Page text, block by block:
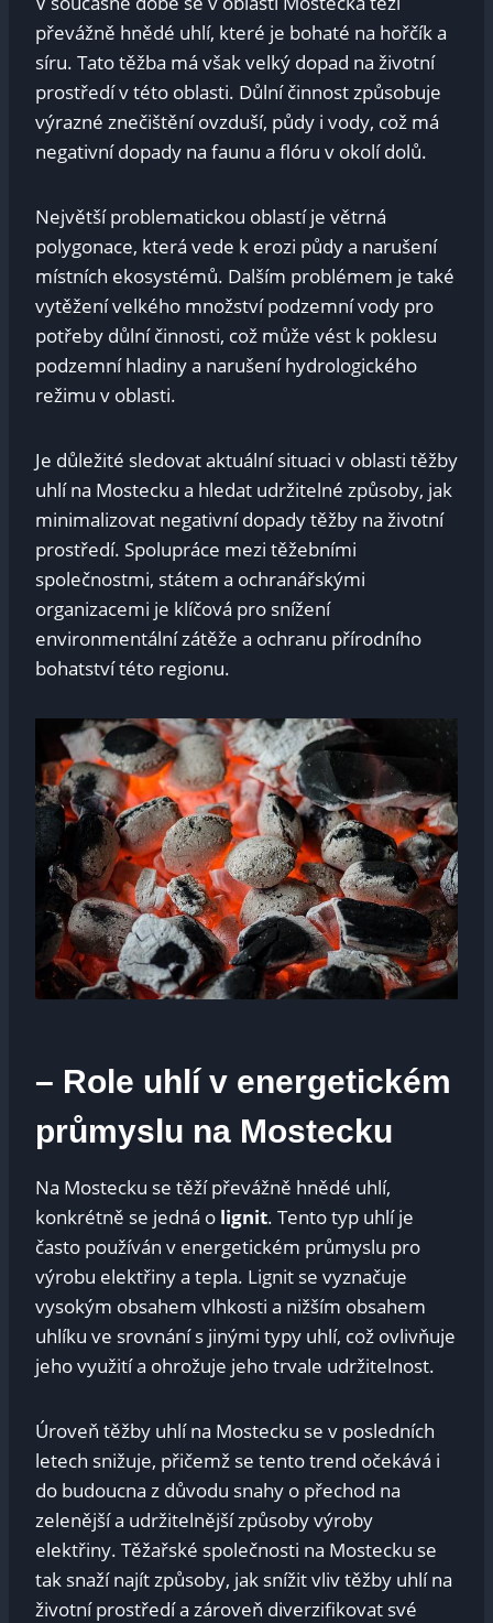
převážně hnědé uhlí, které ⁤je bohaté na hořčík a
síru. Tato ⁢těžba‌ má však velký⁢ dopad na životní
prostředí v této oblasti. Důlní činnost způsobuje
výrazné znečištění ovzduší, půdy i vody, což má
negativní⁣ dopady na faunu a flóru v okolí dolů.
Největší problematickou ‍oblastí je větrná⁣
polygonace, která vede ​k erozi půdy a narušení‍
místních ekosystémů. Dalším problémem je také
vytěžení ‌velkého množství podzemní vody pro
potřeby ⁢důlní činnosti, což může vést k poklesu
podzemní hladiny a narušení hydrologického
režimu v oblasti.
Je důležité sledovat‍ aktuální situaci v oblasti⁣ těžby
uhlí ⁢na Mostecku a hledat udržitelné způsoby, jak
minimalizovat negativní dopady ⁤těžby na životní
prostředí. Spolupráce mezi těžebními
společnostmi, státem‍ a ochranářskými
organizacemi je ​klíčová pro snížení
environmentální zátěže a ochranu přírodního
bohatství této regionu.
– Role uhlí v‍ energetickém
průmyslu na Mostecku
Na Mostecku se těží převážně hnědé uhlí,
konkrétně se jedná‍ o lignit. Tento‌ typ uhlí je
často používán v energetickém průmyslu pro
výrobu ​elektřiny ⁢a tepla. Lignit se vyznačuje ​
vysokým obsahem vlhkosti a nižším obsahem
uhlíku ve srovnání s jinými typy uhlí, což ovlivňuje⁣
jeho využití ⁣a ohrožuje jeho trvale‌ udržitelnost.
Úroveň těžby uhlí na Mostecku se v posledních
letech snižuje, přičemž se tento trend očekává i
do budoucna z důvodu snahy o přechod na
zelenější a udržitelnější způsoby výroby
elektřiny. Těžařské společnosti na⁢ Mostecku se
tak snaží najít způsoby,‌ jak snížit vliv těžby uhlí na
životní prostředí a zároveň diverzifikovat ⁣své